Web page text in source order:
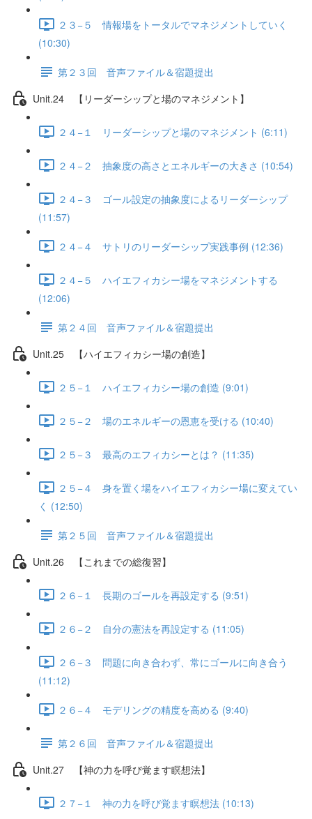
２３−５ 情報場をトータルでマネジメントしていく
(10:30)
第２３回 音声ファイル＆宿題提出
Unit.24 【リーダーシップと場のマネジメント】
２４−１ リーダーシップと場のマネジメント (6:11)
２４−２ 抽象度の高さとエネルギーの大きさ (10:54)
２４−３ ゴール設定の抽象度によるリーダーシップ
(11:57)
２４−４ サトリのリーダーシップ実践事例 (12:36)
２４−５ ハイエフィカシー場をマネジメントする
(12:06)
第２４回 音声ファイル＆宿題提出
Unit.25 【ハイエフィカシー場の創造】
２５−１ ハイエフィカシー場の創造 (9:01)
２５−２ 場のエネルギーの恩恵を受ける (10:40)
２５−３ 最高のエフィカシーとは？ (11:35)
２５−４ 身を置く場をハイエフィカシー場に変えてい
く (12:50)
第２５回 音声ファイル＆宿題提出
Unit.26 【これまでの総復習】
２６−１ 長期のゴールを再設定する (9:51)
２６−２ 自分の憲法を再設定する (11:05)
２６−３ 問題に向き合わず、常にゴールに向き合う
(11:12)
２６−４ モデリングの精度を高める (9:40)
第２６回 音声ファイル＆宿題提出
Unit.27 【神の力を呼び覚ます瞑想法】
２７−１ 神の力を呼び覚ます瞑想法 (10:13)